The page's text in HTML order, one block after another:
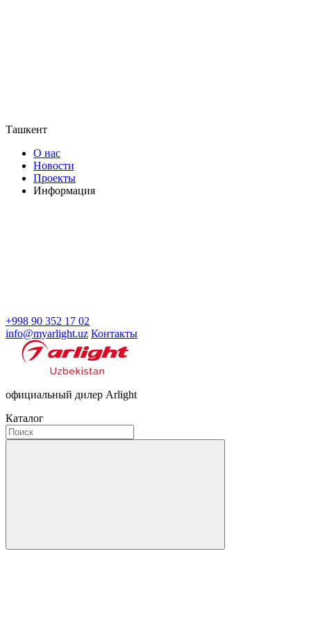
Ташкент
О нас
Новости
Проекты
Информация
+998 90 352 17 02
info@myarlight.uz Контакты
официальный дилер Arlight
Каталог